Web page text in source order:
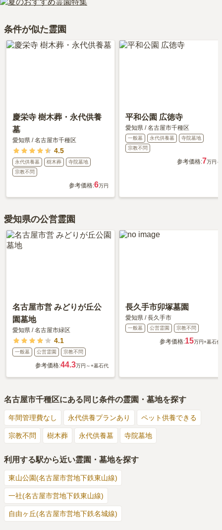
ット＆デメリット・仕組みを解説
は、約63万円です。
解説！』をご覧ください。
す。
りますので、資料請求で詳細条件をご確認ください。
条件が似た霊園
慶栄寺 樹木葬・永代供養
墓
愛知県 /名古屋市千種区
4.5
永代供養墓 樹木葬
寺院墓地
宗教不問
参考価格:6万円
平和公園 広徳寺
愛知県 /名古屋市千種区
一般墓 永代供養墓
寺院墓地
宗教不問
参考価格:7万円～
愛知県の公営霊園
名古屋市営 みどりが丘公
園墓地
愛知県 /名古屋市緑区
4.1
一般墓 公営霊園 宗教不問
参考価格:44.3万円～+墓石代
長久手市卯塚墓園
愛知県 /長久手市
一般墓 公営霊園 宗教不問
参考価格:15万円+墓石代
名古屋市千種区にある同じ条件の霊園・墓地を探す
年間管理費なし 永代供養プランあり ペット供養できる
宗教不問 樹木葬 永代供養墓 寺院墓地
利用する駅から近い霊園・墓地を探す
東山公園(名古屋市営地下鉄東山線)
一社(名古屋市営地下鉄東山線)
自由ヶ丘(名古屋市営地下鉄名城線)